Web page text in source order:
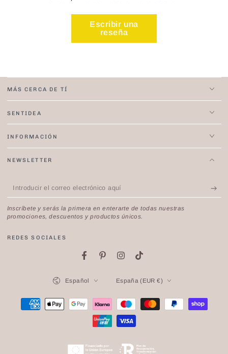
Escribir una
reseña
MÁS CERCA DE TÍ
SENTIDEA
INFORMACIÓN
NEWSLETTER
Introducir
el
correo
Inscríbete y serás la primera en enterarte de todas nuestras
promociones, descuentos y productos únicos.
REDES SOCIALES
FacebookPinterestInstagramTikTok
Español España (EUR €)
Métodos